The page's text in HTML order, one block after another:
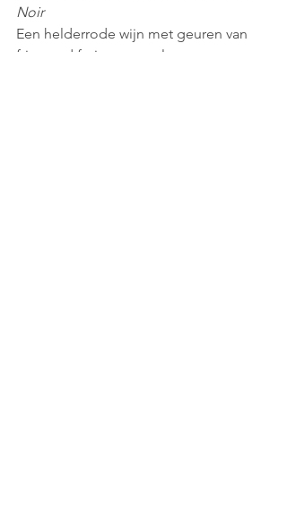
Noir
Een helderrode wijn met geuren van
fris, rood fruit en een elegante